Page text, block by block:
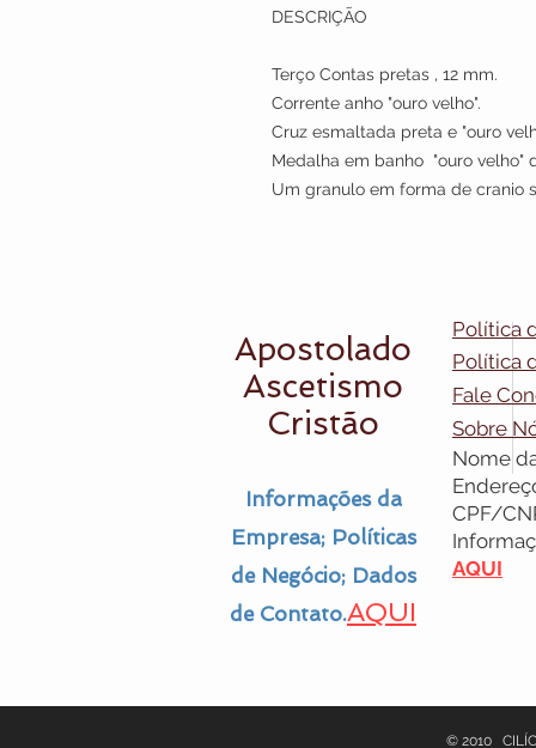
DESCRIÇÃO
Terço Contas pretas , 12 mm.
Corrente anho "ouro velho".
Cruz esmaltada preta e "ouro
Medalha em banho "ouro velho"
Um granulo em forma de cranio
Apostolado
Ascetismo
Cristão
Informações da
Empresa; Políticas
de Negócio; Dados
de Contato.AQUI
Política
Política
Fale
Sobre
Nome
CPF/
AQUI
© 2010